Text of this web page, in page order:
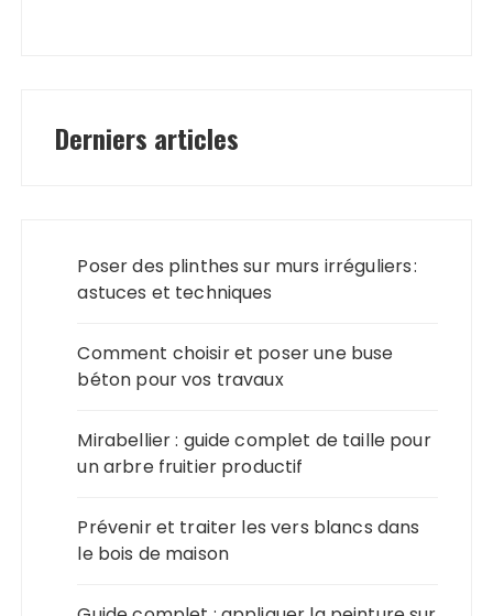
Derniers articles
Poser des plinthes sur murs irréguliers :
astuces et techniques
Comment choisir et poser une buse
béton pour vos travaux
Mirabellier : guide complet de taille pour
un arbre fruitier productif
Prévenir et traiter les vers blancs dans
le bois de maison